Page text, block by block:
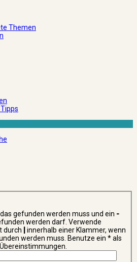
Themen
gefunden werden muss und ein -
werden darf. Verwende
durch
innerhalb einer Klammer, wenn
werden muss. Benutze ein * als